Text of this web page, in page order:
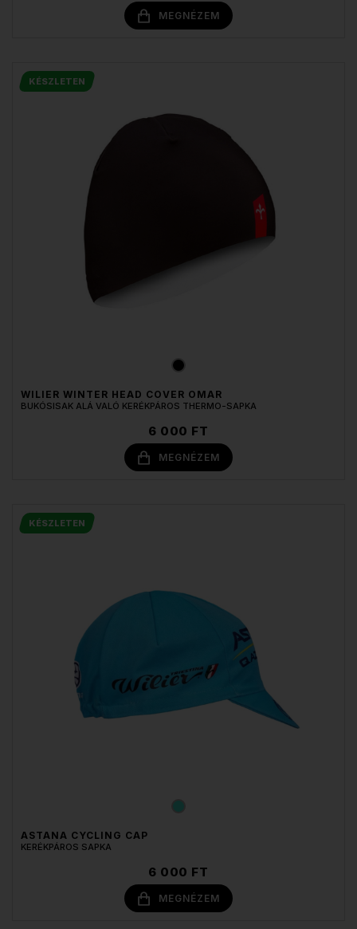
MEGNÉZEM
KÉSZLETEN
WILIER WINTER HEAD COVER OMAR
BUKÓSISAK ALÁ VALÓ KERÉKPÁROS THERMO-SAPKA
6 000 FT
MEGNÉZEM
KÉSZLETEN
ASTANA CYCLING CAP
KERÉKPÁROS SAPKA
6 000 FT
MEGNÉZEM